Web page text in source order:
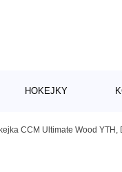
HOKEJKY
CCM Ultimate Wood YTH,